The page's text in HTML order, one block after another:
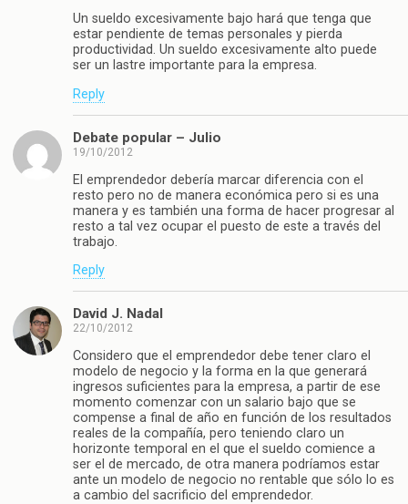
Un sueldo excesivamente bajo hará que tenga que
estar pendiente de temas personales y pierda
productividad. Un sueldo excesivamente alto puede
ser un lastre importante para la empresa.
Reply
Debate popular – Julio
19/10/2012
El emprendedor debería marcar diferencia con el
resto pero no de manera económica pero si es una
manera y es también una forma de hacer progresar al
resto a tal vez ocupar el puesto de este a través del
trabajo.
Reply
David J. Nadal
22/10/2012
Considero que el emprendedor debe tener claro el
modelo de negocio y la forma en la que generará
ingresos suficientes para la empresa, a partir de ese
momento comenzar con un salario bajo que se
compense a final de año en función de los resultados
reales de la compañía, pero teniendo claro un
horizonte temporal en el que el sueldo comience a
ser el de mercado, de otra manera podríamos estar
ante un modelo de negocio no rentable que sólo lo es
a cambio del sacrificio del emprendedor.